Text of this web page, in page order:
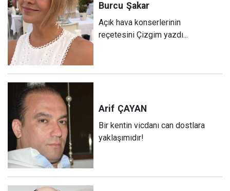
Burcu Şakar
Açık hava konserlerinin
reçetesini Çizgim yazdı...
Arif ÇAYAN
Bir kentin vicdanı can dostlara
yaklaşımıdır!